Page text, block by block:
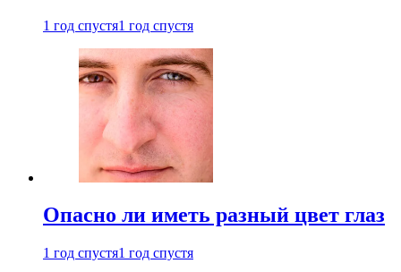
1 год спустя1 год спустя
Опасно ли иметь разный цвет глаз
1 год спустя1 год спустя